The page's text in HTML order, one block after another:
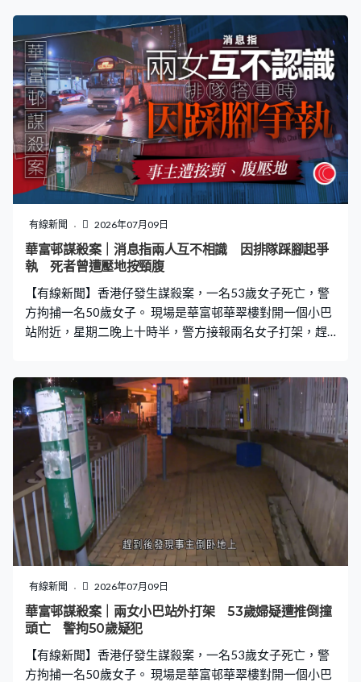
發津貼共逾130萬元。三人被控兩項串謀詐騙罪名獲准保
釋，案件星期五在東區裁判法院提訊，控方稍後會申請將
案件轉介區域法院審理。
有線新聞 2026年07月09日
華富邨謀殺案｜消息指兩人互不相識 因排隊踩腳起爭
執 死者曾遭壓地按頸腹
【有線新聞】香港仔發生謀殺案，一名53歲女子死亡，警
方拘捕一名50歲女子。 現場是華富邨華翠樓對開一個小巴
站附近，星期二晚上十時半，警方接報兩名女子打架，趕
識，當晚在香港仔中心排隊搭車時因踩到腳發生爭執，其
後抵達小巴站，事主遭人壓在地上一度按住頸和腹部。
有線新聞 2026年07月09日
華富邨謀殺案｜兩女小巴站外打架 53歲婦疑遭推倒撞
頭亡 警拘50歲疑犯
【有線新聞】香港仔發生謀殺案，一名53歲女子死亡，警
方拘捕一名50歲女子。 現場是華富邨華翠樓對開一個小巴